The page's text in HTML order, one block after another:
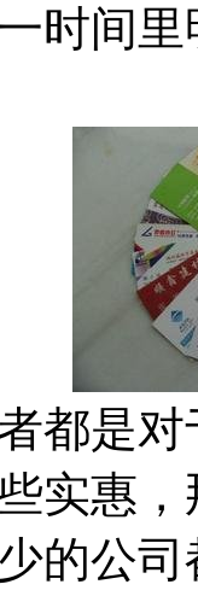
时间
都是
实惠
的公